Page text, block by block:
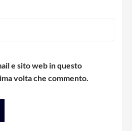
e sito web in questo
volta che commento.